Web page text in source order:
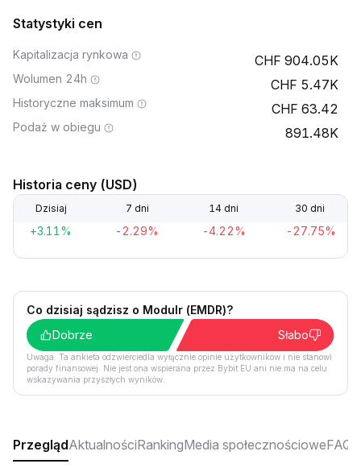
Statystyki cen
Kapitalizacja rynkowa 904.05K
Wolumen 24h 5.47K
Historyczne maksimum 63.42
Podaż w obiegu 891.48K
Historia ceny (USD)
Dzisiaj 7 dni 14 dni 30 dni
+3.11% -2.29% -4.22% -27.75%
Co dzisiaj sądzisz o Modulr (EMDR)?
Dobrze
Słabo
Uwaga: Ta ankieta odzwierciedla wyłącznie opinie użytkowników i nie stanowi
porady finansowej. Nie jest ona wspierana przez Bybit EU ani nie ma na celu
wskazywania przyszłych wyników.
PrzeglądAktualnościRankingMedia społecznościoweFAQ